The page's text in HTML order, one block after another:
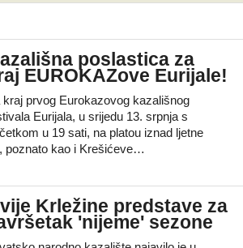
poslastica za
EUROKAZove Eurijale!
kraj prvog Eurokazovog kazališnog
Eurijala, u srijedu 13. srpnja s
u 19 sati, na platou iznad ljetne
poznato kao i Krešićeve…
Krležine predstave za
'nijeme' sezone